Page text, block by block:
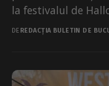
la festivalul de
DE REDACȚIA BULETIN DE